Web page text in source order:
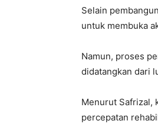
Selain
untuk membuka
Namun, proses
didatangkan dari
Menurut Safrizal,
percepatan